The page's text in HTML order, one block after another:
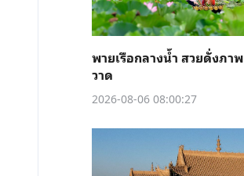
พายเรือกลางน้ำ สวยดั่งภาพ
วาด
2026-08-06 08:00:27